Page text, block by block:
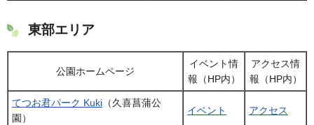
東部エリア
公園ホームページ
イベント情
報（HP内）
アクセス情
報（HP内）
てつお君パーク Kuki （久喜菖蒲公
園）
イベント アクセス